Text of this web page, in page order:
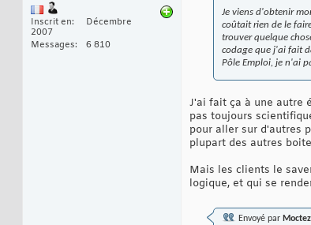
Inscrit en
Décembre
2007
Messages
6 810
Je viens d'obtenir
coûtait rien de le
trouver quelque
codage que j'ai fait
Pôle Emploi, je n'ai
J'ai fait ça à une autre
pas toujours
pour aller sur d'autres
plupart des autres
Mais les clients le
logique, et qui se
Envoyé par Moctez